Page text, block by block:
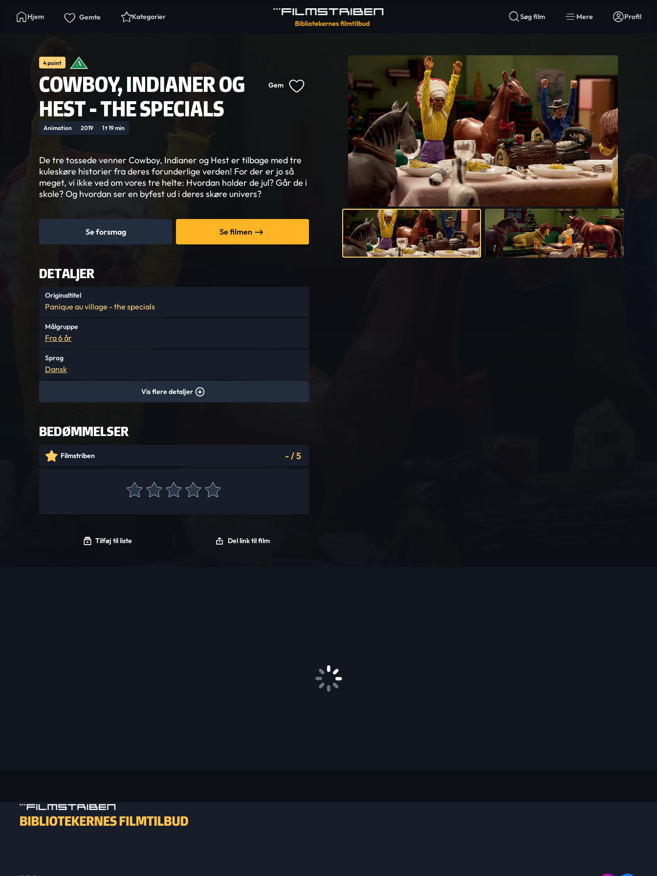
Hjem Gemte Kategorier Søg film Mere Profil
4 point
COWBOY, INDIANER OG
HEST - THE SPECIALS
Gem
Animation 2019 1 t 19 min
De tre tossede venner Cowboy, Indianer og Hest er tilbage med tre
kuleskøre historier fra deres forunderlige verden! For der er jo så
meget, vi ikke ved om vores tre helte: Hvordan holder de jul? Går de i
skole? Og hvordan ser en byfest ud i deres skøre univers?
Se forsmag Se filmen
DETALJER
Originaltitel
Panique au village - the specials
Målgruppe
Fra 6 år
Sprog
Dansk
Vis flere detaljer
BEDØMMELSER
Filmstriben -/5
Tilføj til liste Del link til film